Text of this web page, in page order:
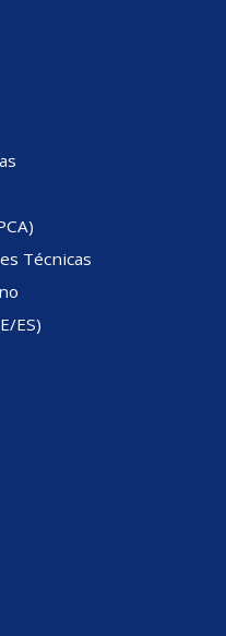
Técnicas
ES)